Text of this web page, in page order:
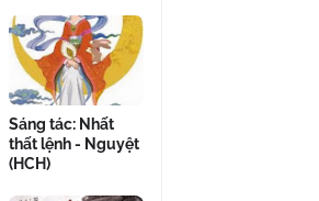
Sáng tác: Nhất
thất lệnh - Nguyệt
(HCH)